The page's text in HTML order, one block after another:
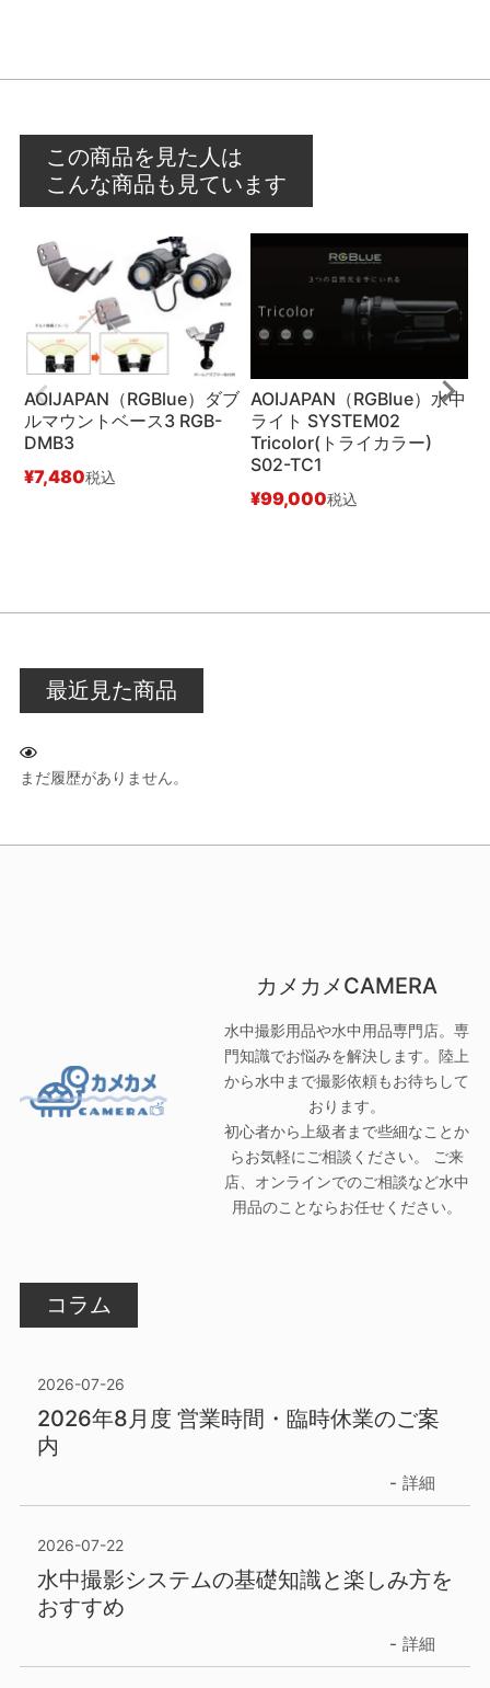
この商品を見た人は
こんな商品も見ています
AOIJAPAN（RGBlue）ダブ
ルマウントベース3 RGB-
DMB3
¥7,480税込
AOIJAPAN（RGBlue）水中
ライト SYSTEM02
Tricolor(トライカラー)
S02-TC1
¥99,000税込
最近見た商品
まだ履歴がありません。
カメカメCAMERA
水中撮影用品や水中用品専門店。専
門知識でお悩みを解決します。陸上
から水中まで撮影依頼もお待ちして
おります。
初心者から上級者まで些細なことか
らお気軽にご相談ください。 ご来
店、オンラインでのご相談など水中
用品のことならお任せください。
コラム
2026-07-26
2026年8月度 営業時間・臨時休業のご案
内
詳細
2026-07-22
水中撮影システムの基礎知識と楽しみ方を
おすすめ
詳細